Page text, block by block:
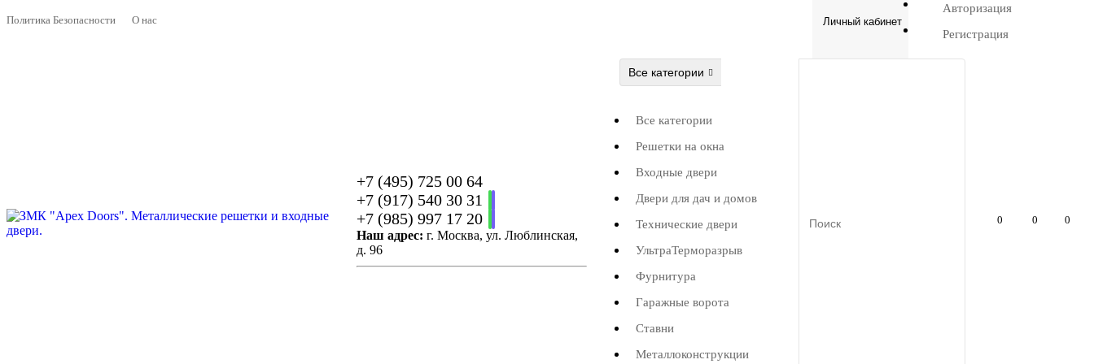
Политика Безопасности О нас Личный кабинет
Авторизация
Регистрация
Все категории
Все категории
Решетки на окна
Входные двери
Двери для дач и домов
Технические двери
УльтраТерморазрыв
Фурнитура
Гаражные ворота
Ставни
Металлоконструкции
+7 (495) 725 00 64
+7 (917) 540 30 31
+7 (985) 997 17 20
Наш адрес: г. Москва, ул. Люблинская,
д. 96
0 0 0